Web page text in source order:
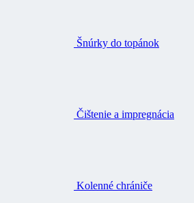
Šnúrky do topánok
Čištenie a impregnácia
Kolenné chrániče